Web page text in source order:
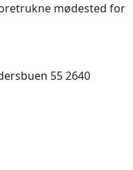
mødested for
55 2640